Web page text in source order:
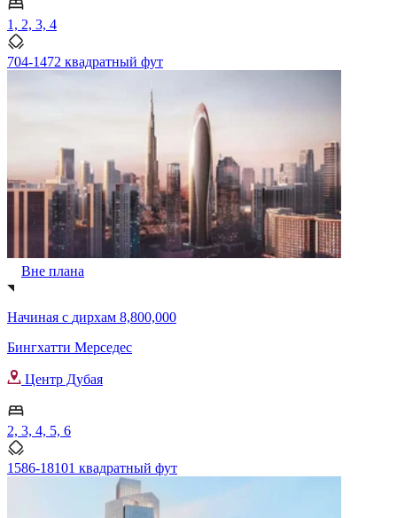
1, 2, 3, 4
704-1472 квадратный фут
Вне плана
Начиная с дирхам 8,800,000
Бингхатти Мерседес
Центр Дубая
2, 3, 4, 5, 6
1586-18101 квадратный фут